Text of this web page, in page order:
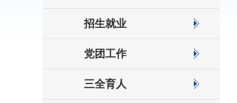
招生就业
党团工作
三全育人